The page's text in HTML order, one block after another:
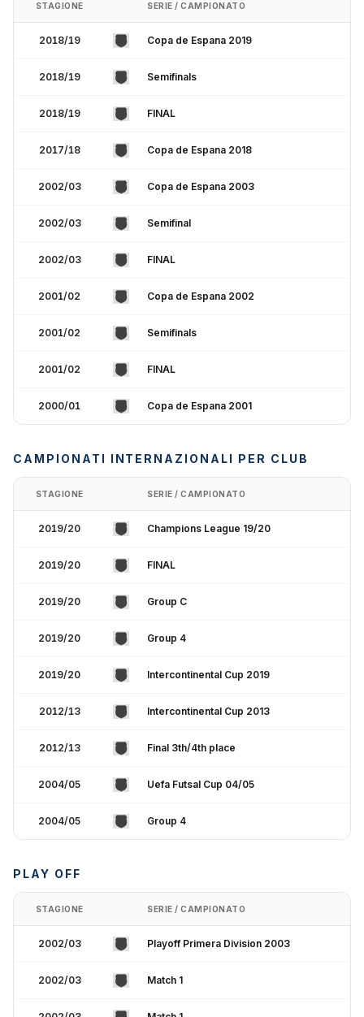
STAGIONE SERIE / CAMPIONATO
2018/19 Copa de Espana 2019
2018/19 Semifinals
2018/19 FINAL
2017/18 Copa de Espana 2018
2002/03 Copa de Espana 2003
2002/03 Semifinal
2002/03 FINAL
2001/02 Copa de Espana 2002
2001/02 Semifinals
2001/02 FINAL
2000/01 Copa de Espana 2001
CAMPIONATI INTERNAZIONALI PER CLUB
STAGIONE SERIE / CAMPIONATO
2019/20 Champions League 19/20
2019/20 FINAL
2019/20 Group C
2019/20 Group 4
2019/20 Intercontinental Cup 2019
2012/13 Intercontinental Cup 2013
2012/13 Final 3th/4th place
2004/05 Uefa Futsal Cup 04/05
2004/05 Group 4
PLAY OFF
STAGIONE SERIE / CAMPIONATO
2002/03 Playoff Primera Division 2003
2002/03 Match 1